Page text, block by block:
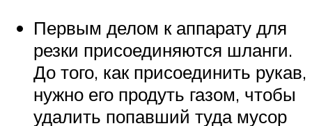
Первым делом к аппарату для
резки присоединяются шланги.
До того, как присоединить рукав,
нужно его продуть газом, чтобы
удалить попавший туда мусор